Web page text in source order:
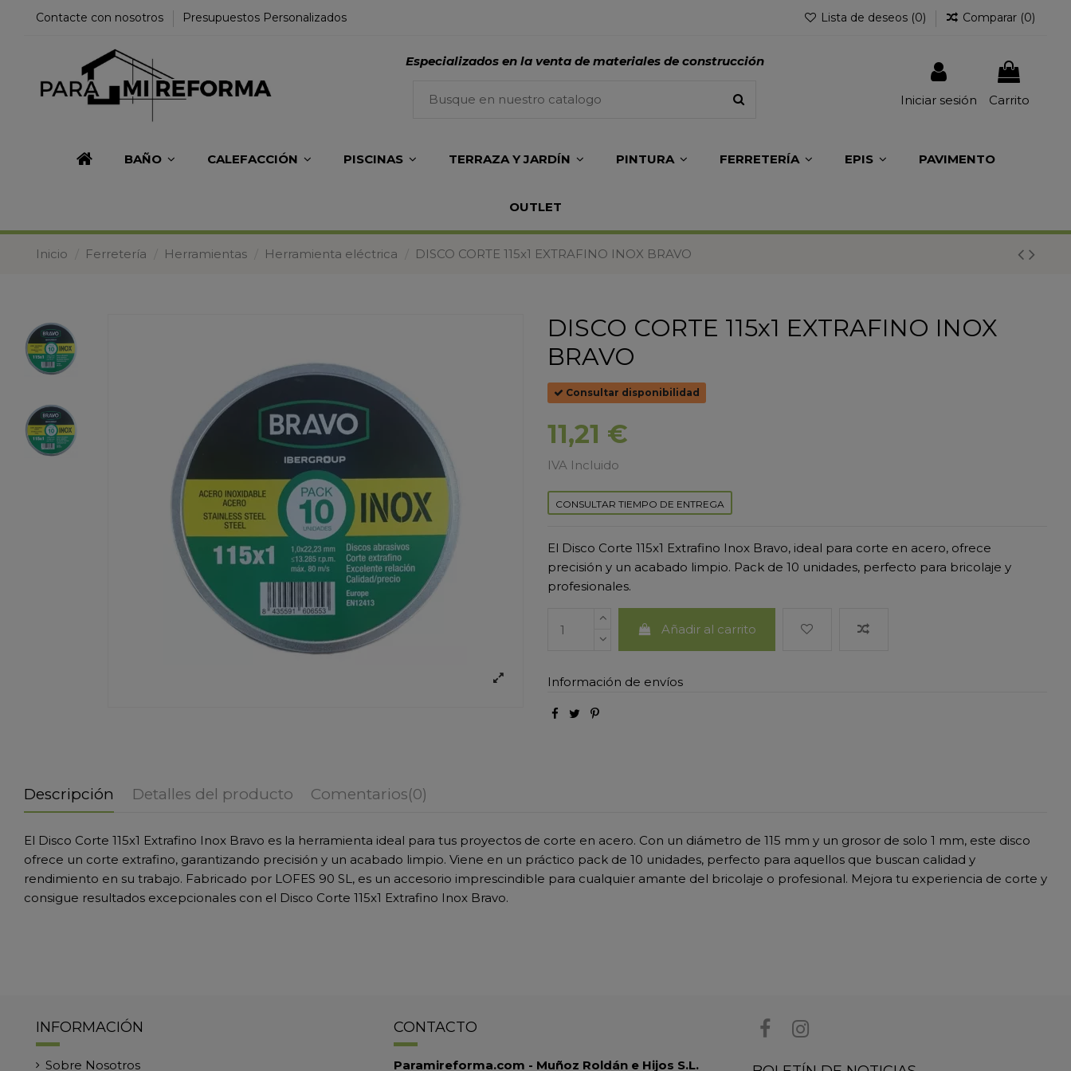
Contacte con nosotros Presupuestos Personalizados Lista de deseos (0) Comparar (0)
Especializados en la venta de materiales de construcción
Iniciar sesión Carrito
BAÑO CALEFACCIÓN PISCINAS TERRAZA Y JARDÍN PINTURA FERRETERÍA EPIS PAVIMENTO
OUTLET
Inicio Ferretería Herramientas Herramienta eléctrica DISCO CORTE 115x1 EXTRAFINO INOX BRAVO
DISCO CORTE 115x1 EXTRAFINO INOX
BRAVO
Consultar disponibilidad
11,21 €
IVA Incluido
CONSULTAR TIEMPO DE ENTREGA
El Disco Corte 115x1 Extrafino Inox Bravo, ideal para corte en acero, ofrece
precisión y un acabado limpio. Pack de 10 unidades, perfecto para bricolaje y
profesionales.
Añadir al carrito
Información de envíos
Descripción Detalles del producto Comentarios(0)
El Disco Corte 115x1 Extrafino Inox Bravo es la herramienta ideal para tus proyectos de corte en acero. Con un diámetro de 115 mm y un grosor de solo 1 mm, este disco
ofrece un corte extrafino, garantizando precisión y un acabado limpio. Viene en un práctico pack de 10 unidades, perfecto para aquellos que buscan calidad y
rendimiento en su trabajo. Fabricado por LOFES 90 SL, es un accesorio imprescindible para cualquier amante del bricolaje o profesional. Mejora tu experiencia de corte y
consigue resultados excepcionales con el Disco Corte 115x1 Extrafino Inox Bravo.
INFORMACIÓN
Sobre Nosotros
CONTACTO
Paramireforma.com - Muñoz Roldán e Hijos S.L.